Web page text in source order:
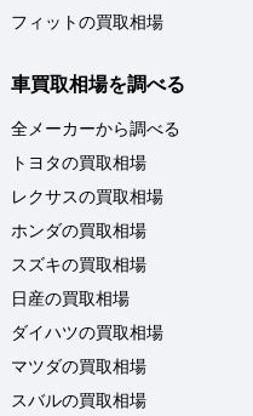
フィットの買取相場
車買取相場を調べる
全メーカーから調べる
トヨタの買取相場
レクサスの買取相場
ホンダの買取相場
スズキの買取相場
日産の買取相場
ダイハツの買取相場
マツダの買取相場
スバルの買取相場